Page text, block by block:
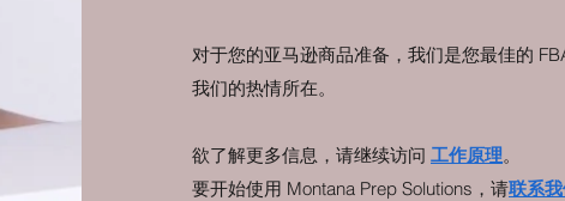
对于您的亚马逊商品准备，我们是您最佳的
我们的热情所在。
欲了解更多信息，请继续访问 工作原理。
要开始使用 Montana Prep Solutions，请联系